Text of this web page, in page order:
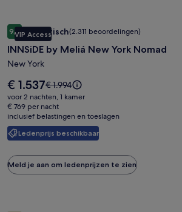
Fotogalerie
voor
INNSiDE
by
Meliá
New
York
Nomad
VIP Access
9,29,2 op 10, Fantastisch, (2.311 beoordelingen)
Fantastisch(2.311 beoordelingen)
INNSiDE by Meliá New York Nomad
New York
Ledenprijs beschikbaar
De
prijs
is
€ 1.537
€ 1.537De
prijs
was
€ 1.994,
zie
meer
het
€ 1.994
voor 2 nachten, 1 kamer
€ 769 per nacht
inclusief belastingen en toeslagen
INNSiDE by Meliá New York Nomad
Meld je aan om ledenprijzen te zien